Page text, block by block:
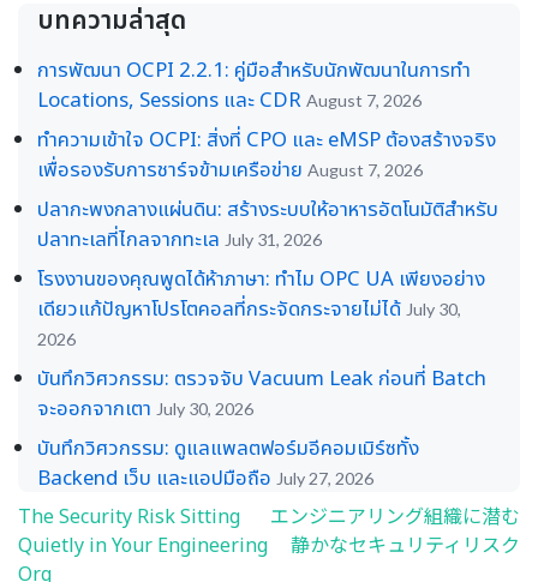
บทความล่าสุด
การพัฒนา OCPI 2.2.1: คู่มือสำหรับนักพัฒนาในการทำ
Locations, Sessions และ CDR August 7, 2026
ทำความเข้าใจ OCPI: สิ่งที่ CPO และ eMSP ต้องสร้างจริง
เพื่อรองรับการชาร์จข้ามเครือข่าย August 7, 2026
ปลากะพงกลางแผ่นดิน: สร้างระบบให้อาหารอัตโนมัติสำหรับ
ปลาทะเลที่ไกลจากทะเล July 31, 2026
โรงงานของคุณพูดได้ห้าภาษา: ทำไม OPC UA เพียงอย่าง
เดียวแก้ปัญหาโปรโตคอลที่กระจัดกระจายไม่ได้ July 30,
2026
บันทึกวิศวกรรม: ตรวจจับ Vacuum Leak ก่อนที่ Batch
จะออกจากเตา July 30, 2026
บันทึกวิศวกรรม: ดูแลแพลตฟอร์มอีคอมเมิร์ซทั้ง
Backend เว็บ และแอปมือถือ July 27, 2026
Post
navigation
The Security Risk Sitting
Quietly in Your Engineering
Org
エンジニアリング組織に潜む
静かなセキュリティリスク